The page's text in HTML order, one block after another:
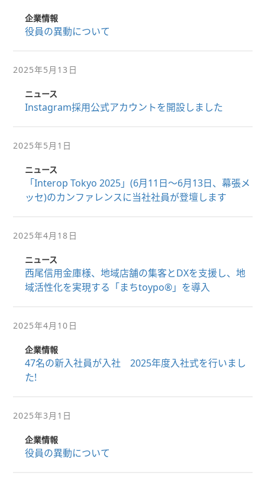
企業情報
役員の異動について
2025年5月13日
ニュース
Instagram採用公式アカウントを開設しました
2025年5月1日
ニュース
「Interop Tokyo 2025」(6月11日～6月13日、幕張メ
ッセ)のカンファレンスに当社社員が登壇します
2025年4月18日
ニュース
西尾信用金庫様、地域店舗の集客とDXを支援し、地
域活性化を実現する「まちtoypo®」を導入
2025年4月10日
企業情報
47名の新入社員が入社 2025年度入社式を行いまし
た!
2025年3月1日
企業情報
役員の異動について